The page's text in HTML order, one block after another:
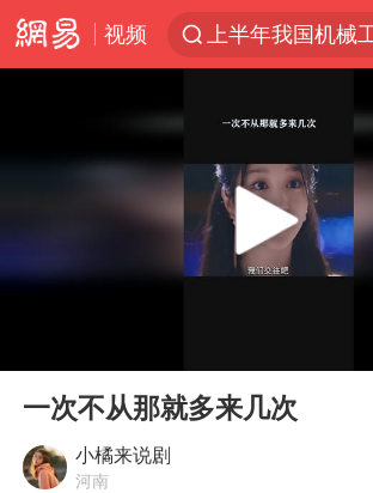
视频
A股三大股指收涨
“立秋的第一杯奶
Play
一次不从那就多来几次
小橘来说剧
河南